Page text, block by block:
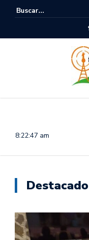
8:22:48 am
Destacado